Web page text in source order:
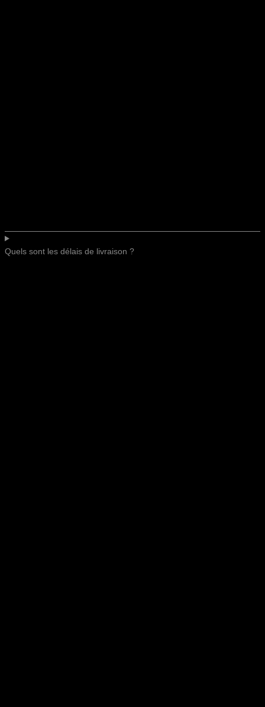
Quels sont les délais de livraison ?